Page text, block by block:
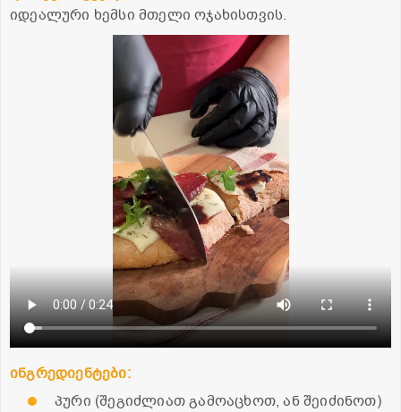
იდეალური ხემსი მთელი ოჯახისთვის.
ინგრედიენტები:
პური (შეგიძლიათ გამოაცხოთ, ან შეიძინოთ)